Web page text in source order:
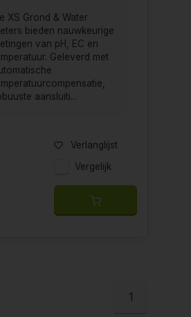
XS Grond & Water
bieden nauwkeurige
van pH, EC en
Geleverd met
aansluiti...
Verlanglijst
Vergelijk
1